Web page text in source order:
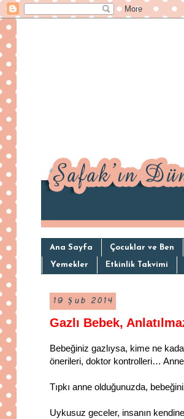
Ana Sayfa Çocuklar ve Ben
Yemekler Etkinlik Takvimi
19 Şub 2014
Gazlı Bebek,
Bebeğiniz gazlıysa, kime ne
önerileri, doktor kontrolleri…
Tıpkı anne olduğunuzda,
Uykusuz geceler, insanın